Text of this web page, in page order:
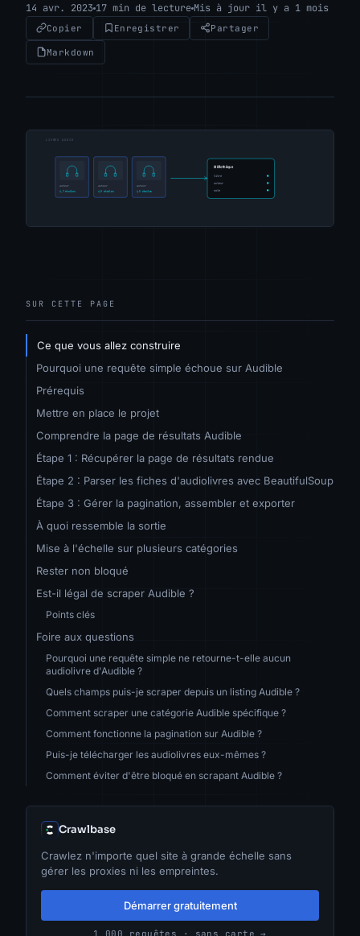
14 avr. 2023 17 min de lecture Mis à jour il y a 1 mois
Copier Enregistrer Partager
Markdown
SUR CETTE PAGE
Ce que vous allez construire
Pourquoi une requête simple échoue sur Audible
Prérequis
Mettre en place le projet
Comprendre la page de résultats Audible
Étape 1 : Récupérer la page de résultats rendue
Étape 2 : Parser les fiches d'audiolivres avec BeautifulSoup
Étape 3 : Gérer la pagination, assembler et exporter
À quoi ressemble la sortie
Mise à l'échelle sur plusieurs catégories
Rester non bloqué
Est-il légal de scraper Audible ?
Points clés
Foire aux questions
Pourquoi une requête simple ne retourne-t-elle aucun
audiolivre d'Audible ?
Quels champs puis-je scraper depuis un listing Audible ?
Comment scraper une catégorie Audible spécifique ?
Comment fonctionne la pagination sur Audible ?
Puis-je télécharger les audiolivres eux-mêmes ?
Comment éviter d'être bloqué en scrapant Audible ?
Crawlbase
Crawlez n'importe quel site à grande échelle sans
gérer les proxies ni les empreintes.
Démarrer gratuitement
1 000 requêtes · sans carte →